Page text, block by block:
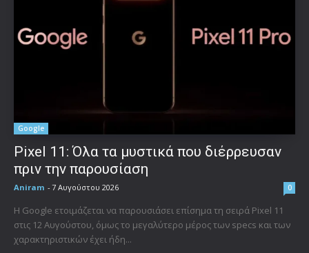
Google
Pixel 11: Όλα τα μυστικά που διέρρευσαν
πριν την παρουσίαση
Aniram - 7 Αυγούστου 2026 0
Η Google ετοιμάζεται να παρουσιάσει επίσημα τη σειρά Pixel 11
στις 12 Αυγούστου, όμως το μεγαλύτερο μέρος των specs και των
χαρακτηριστικών έχει ήδη...